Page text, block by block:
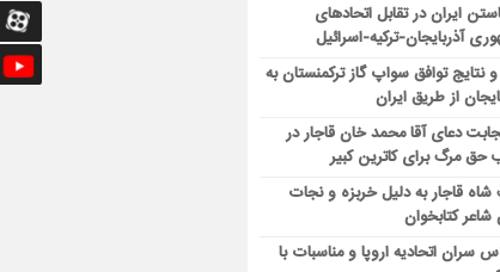
ایران در تقابل اتحادهای
آذربایجان-ترکیه-اسرائیل
و نتایج توافق سواپ گاز ترکمنستان به
از طریق ایران
دعای آقا محمد خان قاجار در
حق مرگ برای کاترین کبیر
قاجار به دلیل خربزه و نجات
کتابخوان
سران اتحادیه اروپا و مناسبات با